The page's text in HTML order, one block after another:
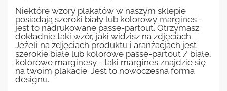
Niektóre wzory plakatów w naszym sklepie
posiadają szeroki biały lub kolorowy margines -
jest to nadrukowane passe-partout. Otrzymasz
dokładnie taki wzór, jaki widzisz na zdjęciach.
Jeżeli na zdjęciach produktu i aranżacjach jest
szerokie białe lub kolorowe passe-partout / białe,
kolorowe marginesy - taki margines znajdzie się
na twoim plakacie. Jest to nowoczesna forma
designu.